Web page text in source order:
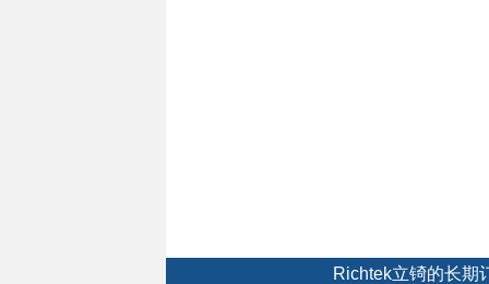
Richtek立锜的长期